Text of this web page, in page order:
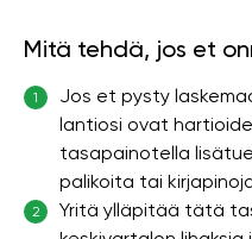
Mitä tehdä, jos et
1
Jos et pysty
lantiosi ovat
tasapainotella
palikoita tai
2
Yritä ylläpitää tätä